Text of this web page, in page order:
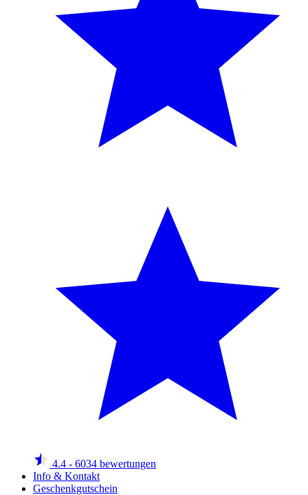
4.4 - 6034 bewertungen
Info & Kontakt
Geschenkgutschein